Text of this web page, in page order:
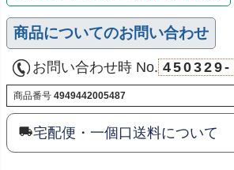
商品についてのお問い合わせ
お問い合わせ時 No. 450329-
商品番号 4949442005487
宅配便・一個口送料について